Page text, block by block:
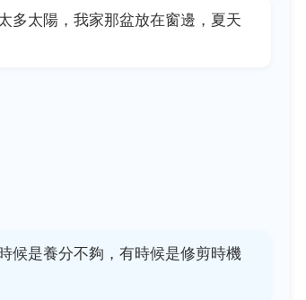
多太陽，我家那盆放在窗邊，夏天
候是養分不夠，有時候是修剪時機